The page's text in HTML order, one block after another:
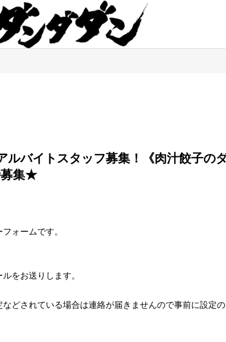
募集★
ォームです。
をお送りします。
どされている場合は連絡が届きませんので事前に設定の